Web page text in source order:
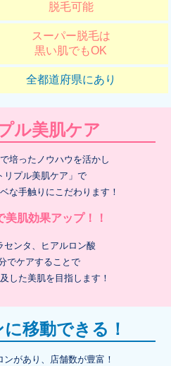
脱毛可能
スーパー脱毛は
黒い肌でもOK
全都道府県にあり
ル美肌ケア
培ったノウハウを活かし
リプル美肌ケア」で
な手触りにこだわります！
肌効果アップ！！
センタ、ヒアルロン酸
でケアすることで
した美肌を目指します！
移動できる！
があり、店舗数が豊富！